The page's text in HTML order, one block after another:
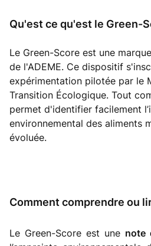
Qu'est ce qu'est le Green-
Le Green-Score est une
de l'ADEME. Ce dispositif
expérimentation pilotée par le
Transition Écologique. Tout
permet d'identifier facilement
environnemental des aliments
évoluée.
Comment comprendre ou
Le Green-Score est une note